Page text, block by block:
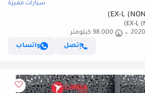
سيارات مميزة
2020
98,000 كيلومتر
إتصل
واتساب